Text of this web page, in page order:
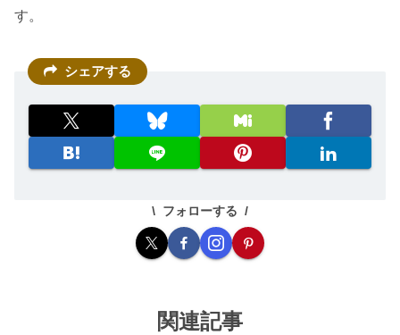
す。
シェアする
フォローする
関連記事